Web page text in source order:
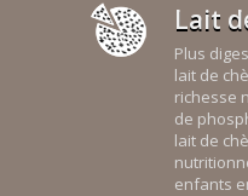
Lait
Plus
lait de
richesse
de
lait de
enfants